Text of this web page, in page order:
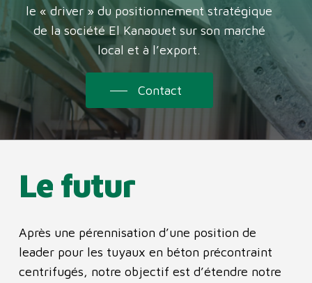
le « driver » du positionnement stratégique
de la société El Kanaouet sur son marché
local et à l’export.
Contact
Le futur
Après une pérennisation d’une position de
leader pour les tuyaux en béton précontraint
centrifugés, notre objectif est d’étendre notre